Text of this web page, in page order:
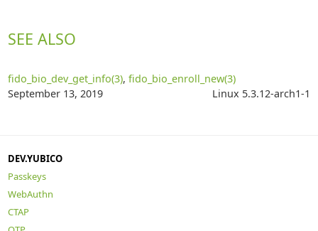
SEE ALSO
fido_bio_dev_get_info(3), fido_bio_enroll_new(3)
September 13, 2019
Linux 5.3.12-arch1-1
DEV.YUBICO
Passkeys
WebAuthn
CTAP